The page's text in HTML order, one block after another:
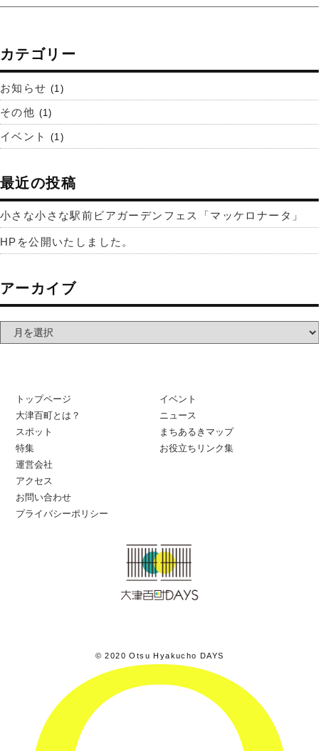
カテゴリー
お知らせ (1)
その他 (1)
イベント (1)
最近の投稿
小さな小さな駅前ビアガーデンフェス「マッケロナータ」
HPを公開いたしました。
アーカイブ
トップページ
大津百町とは？
スポット
特集
イベント
ニュース
まちあるきマップ
お役立ちリンク集
運営会社
アクセス
お問い合わせ
プライバシーポリシー
© 2020 Otsu Hyakucho DAYS